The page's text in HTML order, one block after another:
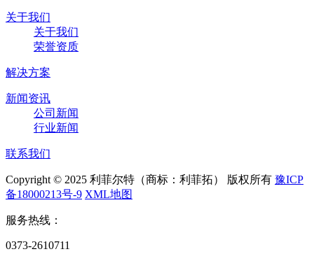
关于我们
关于我们
荣誉资质
解决方案
新闻资讯
公司新闻
行业新闻
联系我们
Copyright © 2025 利菲尔特（商标：利菲拓） 版权所有 豫ICP
备18000213号-9 XML地图
服务热线：
0373-2610711